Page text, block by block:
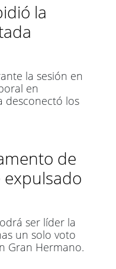
la
la sesión en
en
desconectó los
de
ser líder la
un solo voto
Gran Hermano.